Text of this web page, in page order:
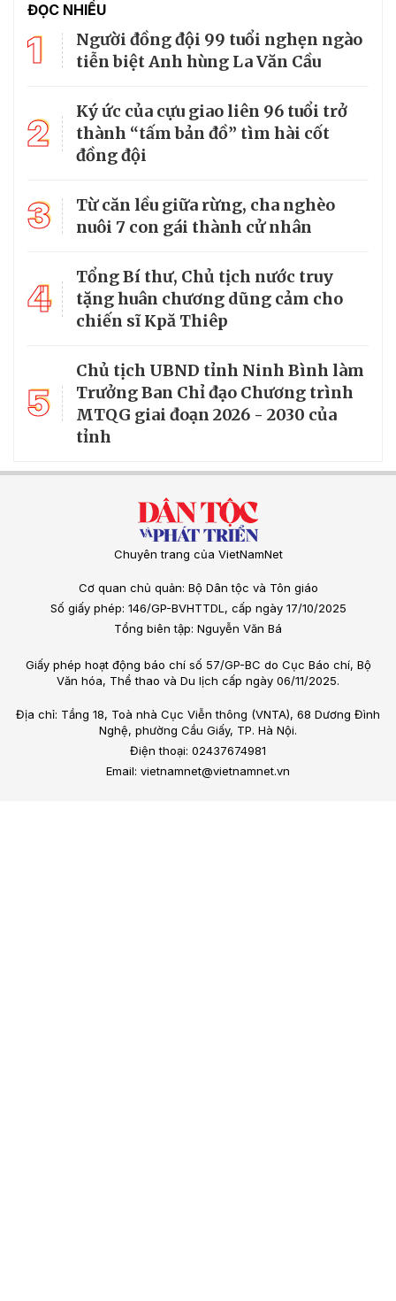
ĐỌC NHIỀU
1
Người đồng đội 99 tuổi nghẹn ngào
tiễn biệt Anh hùng La Văn Cầu
2
Ký ức của cựu giao liên 96 tuổi trở
thành “tấm bản đồ” tìm hài cốt
đồng đội
3
Từ căn lều giữa rừng, cha nghèo
nuôi 7 con gái thành cử nhân
4
Tổng Bí thư, Chủ tịch nước truy
tặng huân chương dũng cảm cho
chiến sĩ Kpă Thiêp
5
Chủ tịch UBND tỉnh Ninh Bình làm
Trưởng Ban Chỉ đạo Chương trình
MTQG giai đoạn 2026 - 2030 của
tỉnh
Chuyên trang của VietNamNet
Cơ quan chủ quản: Bộ Dân tộc và Tôn giáo
Số giấy phép: 146/GP-BVHTTDL, cấp ngày 17/10/2025
Tổng biên tập: Nguyễn Văn Bá
Giấy phép hoạt động báo chí số 57/GP-BC do Cục Báo chí, Bộ
Văn hóa, Thể thao và Du lịch cấp ngày 06/11/2025.
Địa chỉ: Tầng 18, Toà nhà Cục Viễn thông (VNTA), 68 Dương Đình
Nghệ, phường Cầu Giấy, TP. Hà Nội.
Điện thoại: 02437674981
Email: vietnamnet@vietnamnet.vn